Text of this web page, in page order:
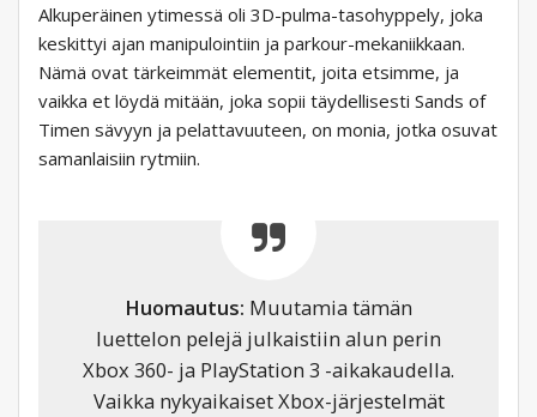
Alkuperäinen ytimessä oli 3D-pulma-tasohyppely, joka
keskittyi ajan manipulointiin ja parkour-mekaniikkaan.
Nämä ovat tärkeimmät elementit, joita etsimme, ja
vaikka et löydä mitään, joka sopii täydellisesti Sands of
Timen sävyyn ja pelattavuuteen, on monia, jotka osuvat
samanlaisiin rytmiin.
Huomautus: Muutamia tämän
luettelon pelejä julkaistiin alun perin
Xbox 360- ja PlayStation 3 -aikakaudella.
Vaikka nykyaikaiset Xbox-järjestelmät